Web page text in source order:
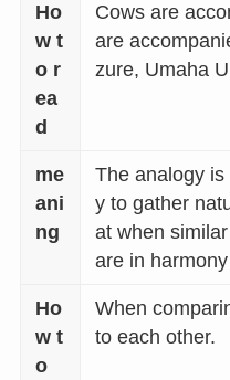
Ho
w t
o r
ea
d
Cows are
are
zure, Umaha
me
ani
ng
The analogy
y to gather
at when
are in
Ho
w t
o
When
to each other.